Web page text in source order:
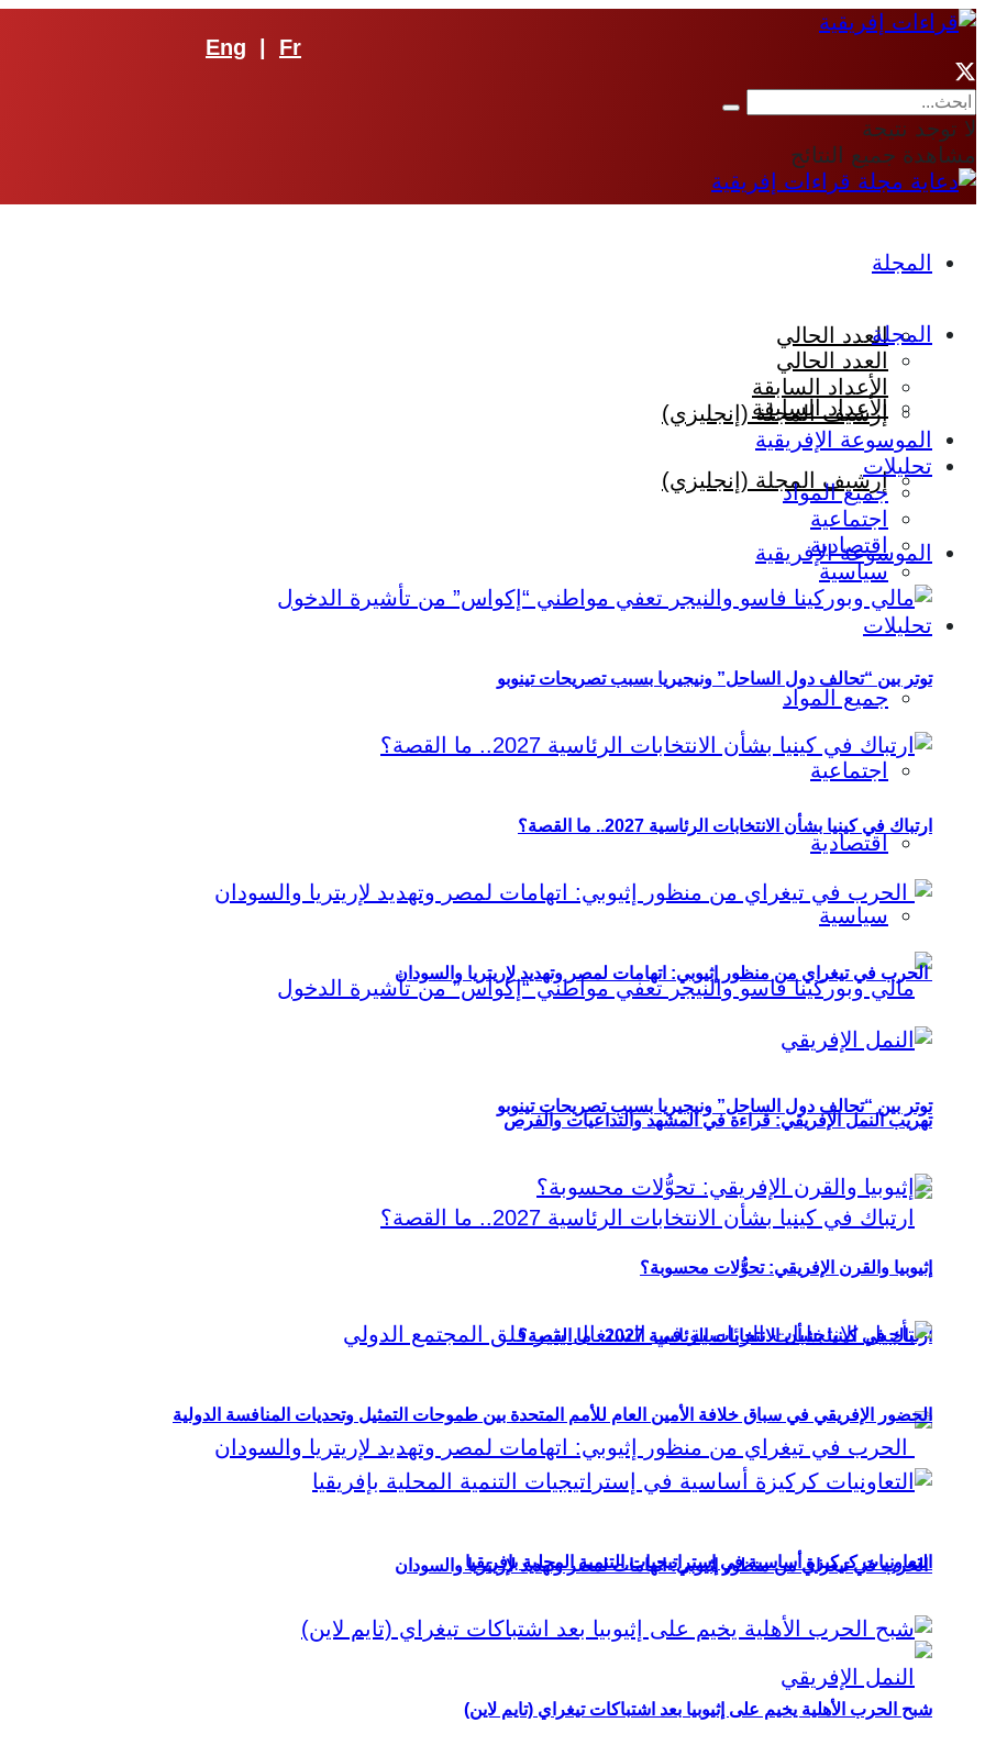
Eng Fr
لا توجد نتيجة
مشاهدة جميع النتائج
المجلة
العدد الحالي
الأعداد السابقة
إرشيف المجلة (إنجليزي)
الموسوعة الإفريقية
تحليلات
جميع المواد
اجتماعية
اقتصادية
سياسية
توتر بين “تحالف دول الساحل” ونيجيريا بسبب تصريحات تينوبو
ارتباك في كينيا بشأن الانتخابات الرئاسية 2027.. ما القصة؟
الحرب في تيغراي من منظور إثيوبي: اتهامات لمصر وتهديد لإريتريا والسودان
المجلة
العدد الحالي
الأعداد السابقة
إرشيف المجلة (إنجليزي)
الموسوعة الإفريقية
تحليلات
جميع المواد
اجتماعية
اقتصادية
سياسية
توتر بين “تحالف دول الساحل” ونيجيريا بسبب تصريحات تينوبو
ارتباك في كينيا بشأن الانتخابات الرئاسية 2027.. ما القصة؟
الحرب في تيغراي من منظور إثيوبي: اتهامات لمصر وتهديد لإريتريا والسودان
تهريب النمل الإفريقي: قراءة في المشهد والتداعيات والفرص
إثيوبيا والقرن الإفريقي: تحوُّلات محسوبة؟
الحضور الإفريقي في سباق خلافة الأمين العام للأمم المتحدة بين طموحات التمثيل وتحديات المنافسة الدولية
التعاونيات كركيزة أساسية في إستراتيجيات التنمية المحلية بإفريقيا
شبح الحرب الأهلية يخيم على إثيوبيا بعد اشتباكات تيغراي (تايم لاين)